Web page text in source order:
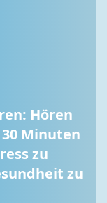
Hören
Minuten
zu
zu